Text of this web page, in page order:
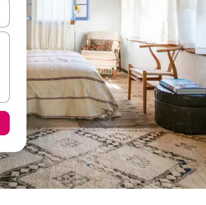
les flèches vers le haut et vers le bas, ou en